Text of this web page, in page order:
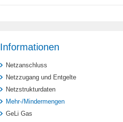
Informationen
Netzanschluss
Netzzugang und Entgelte
Netzstrukturdaten
Mehr-/Mindermengen
GeLi Gas